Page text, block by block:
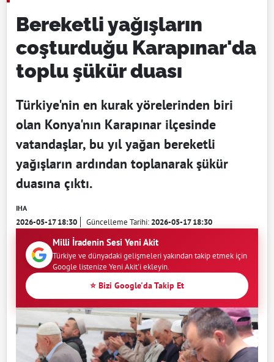
Bereketli yağışların
coşturduğu Karapınar'da
toplu şükür duası
Türkiye'nin en kurak yörelerinden biri
olan Konya'nın Karapınar ilçesinde
vatandaşlar, bu yıl yağan bereketli
yağışların ardından toplanarak şükür
duasına çıktı.
IHA
2026-05-17 18:30 Güncelleme Tarihi:2026-05-17 18:30
Milli İradenin Sesi Yeni Akit
Türkiye ve dünyadaki gelişmeleri yakından takip etmek için
Google listenize Yeni Akit'i ekleyin.
⭐ Bizi Google'da Takip Et